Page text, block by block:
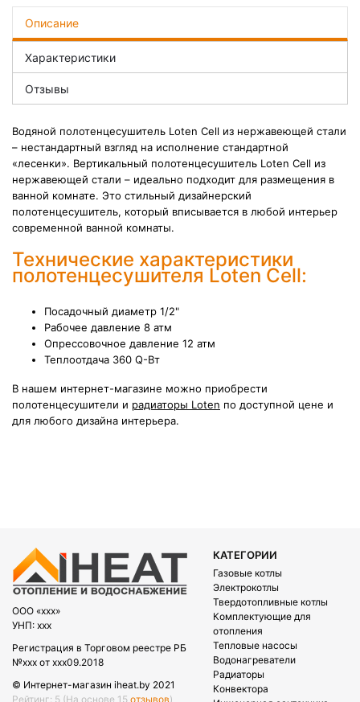
Описание
Характеристики
Отзывы
Водяной полотенцесушитель Loten Cell из нержавеющей стали
– нестандартный взгляд на исполнение стандартной
«лесенки». Вертикальный полотенцесушитель Loten Cell из
нержавеющей стали – идеально подходит для размещения в
ванной комнате. Это стильный дизайнерский
полотенцесушитель, который вписывается в любой интерьер
современной ванной комнаты.
Технические характеристики
полотенцесушителя Loten Cell:
Посадочный диаметр 1/2"
Рабочее давление 8 атм
Опрессовочное давление 12 атм
Теплоотдача 360 Q-Вт
В нашем интернет-магазине можно приобрести
полотенцесушители и радиаторы Loten по доступной цене и
для любого дизайна интерьера.
OOO «xxx»
УНП: xxx
Регистрация в Торговом реестре РБ
№xxx от xxx09.2018
© Интернет-магазин iheat.by 2021
Рейтинг: 5 (На основе 15 отзывов)
КАТЕГОРИИ
Газовые котлы
Электрокотлы
Твердотопливные котлы
Комплектующие для
отопления
Тепловые насосы
Водонагреватели
Радиаторы
Конвектора